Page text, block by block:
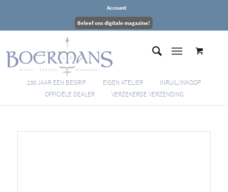
Account
Beleef ons digitale magazine!
230 JAAR EEN BEGRIP EIGEN ATELIER
INRUIL/INKOOP
OFFICIËLE DEALER
VERZEKERDE VERZENDING